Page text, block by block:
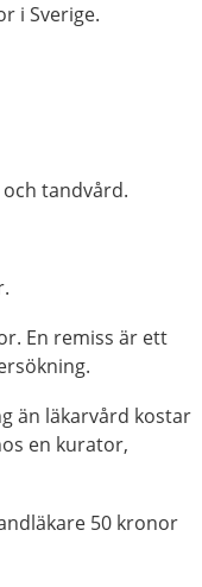
i Sverige.
tandvård.
En remiss är ett
än läkarvård kostar
en kurator,
50 kronor